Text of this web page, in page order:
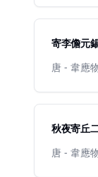
寄李儋元
唐 - 韋應
秋夜寄丘
唐 - 韋應